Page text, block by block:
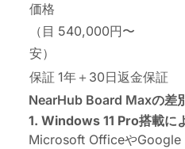
価格
（目
安）
540,000円〜
保証 1年＋30日返金保証
NearHub Board Maxの差
1. Windows 11 Pro搭載に
Microsoft OfficeやGoogle